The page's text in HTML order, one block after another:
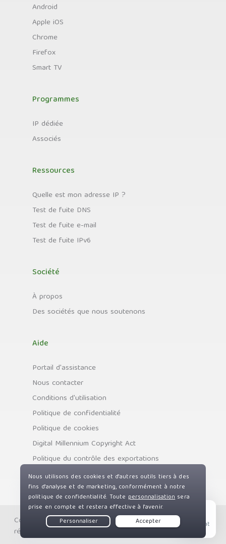
Android
Apple iOS
Chrome
Firefox
Smart TV
Programmes
IP dédiée
Associés
Ressources
Quelle est mon adresse IP ?
Test de fuite DNS
Test de fuite e-mail
Test de fuite IPv6
Société
À propos
Des sociétés que nous soutenons
Aide
Portail d'assistance
Nous contacter
Conditions d'utilisation
Politique de confidentialité
Politique de cookies
Digital Millennium Copyright Act
Politique du contrôle des exportations
Copyright © Private Internet Access, Inc. Tous droits
réservés
Live Chat